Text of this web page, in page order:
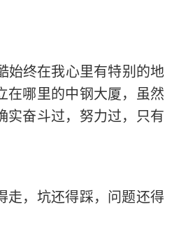
始终在我心里有特别的地
在哪里的中钢大厦，虽然
实奋斗过，努力过，只有
，坑还得踩，问题还得